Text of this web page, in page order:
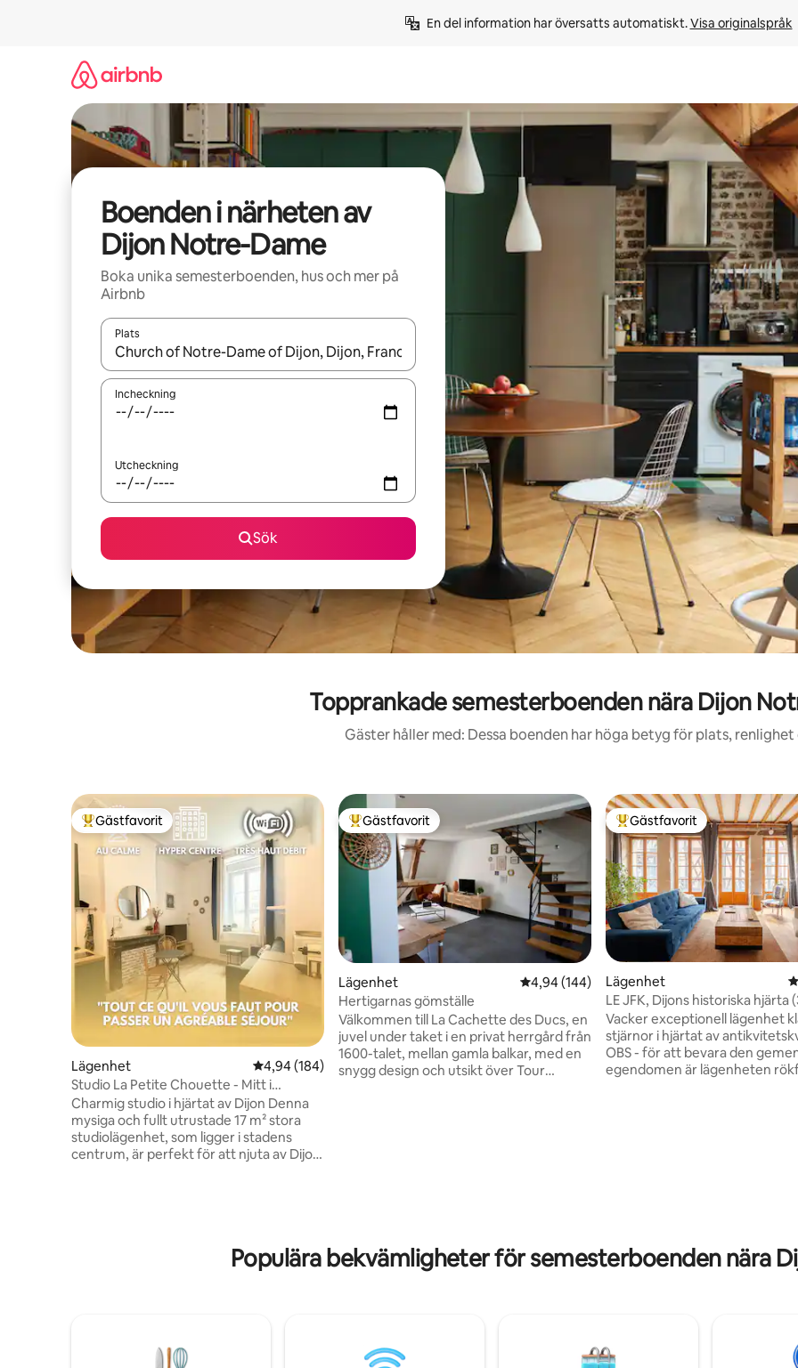
En del information har översatts automatiskt. Visa originalspråk
Boenden i närheten av
Dijon Notre-Dame
Boka unika semesterboenden, hus och mer på
Airbnb
Plats
När resultaten är tillgängliga kan du navigera med upp- och nedåtpilarna eller utforska genom att trycka eller svepa.
Incheckning
Utcheckning
Sök
Topprankade semesterboenden nära Dijon
Gäster håller med: Dessa boenden har höga betyg för plats, renlighet
Populär gästfavorit
Gästfavorit
Lägenhet 4,94 av 5 i genomsnittligt betyg, 184 omdömen
4,94 (184)
Studio La Petite Chouette - Mitt i
centrum - Lugnt
Charmig studio i hjärtat av Dijon Denna
mysiga och fullt utrustade 17 m² stora
studiolägenhet, som ligger i stadens
centrum, är perfekt för att njuta av Dijon.
komfort samtidigt som den ligger nära
alla bekvämligheter (tvättomat,
Populär gästfavorit
Gästfavorit
Lägenhet 4,94 av 5 i genomsnittligt betyg, 144
4,94 (144)
Hertigarnas gömställe
Välkommen till La Cachette des Ducs, en
juvel under taket i en privat herrgård från
1600-talet, mellan gamla balkar, med en
snygg design och utsikt över Tour
Populär gästfavorit
Gästfavorit
Lägenhet
LE JFK, Dijons historiska
Vacker exceptionell lägenhet
stjärnor i hjärtat av
OBS - för att bevara den
egendomen är lägenheten
Populära bekvämligheter för semesterboenden nära